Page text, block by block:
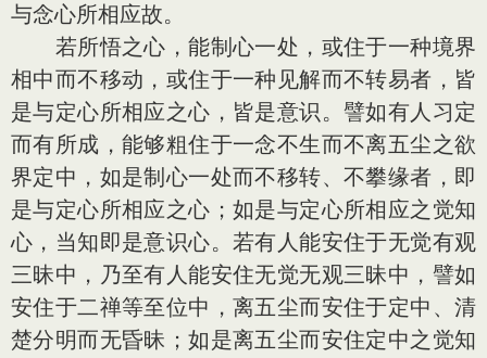
与念心所相应故。
若所悟之心，能制心一处，或住于一种境界
相中而不移动，或住于一种见解而不转易者，皆
是与定心所相应之心，皆是意识。譬如有人习定
而有所成，能够粗住于一念不生而不离五尘之欲
界定中，如是制心一处而不移转、不攀缘者，即
是与定心所相应之心；如是与定心所相应之觉知
心，当知即是意识心。若有人能安住于无觉有观
三昧中，乃至有人能安住无觉无观三昧中，譬如
安住于二禅等至位中，离五尘而安住于定中、清
楚分明而无昏昧；如是离五尘而安住定中之觉知